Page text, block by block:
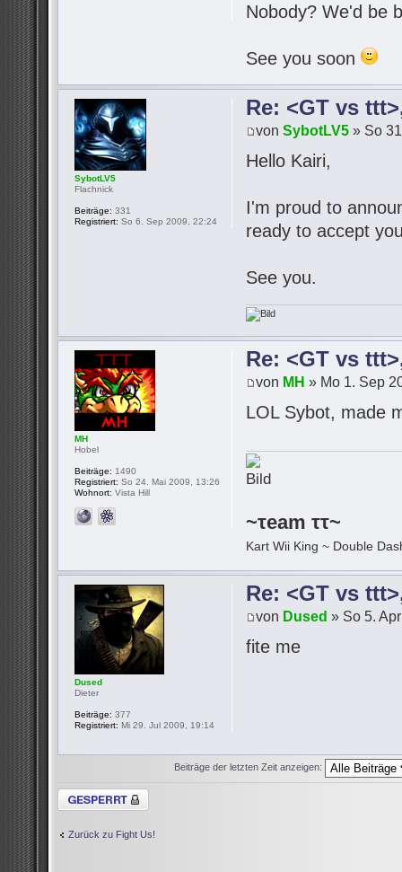
Nobody? We'd be
See you soon
Re: <GT vs
vonSybotLV5 » So
Hello Kairi,
I'm proud to
ready to accept
See you.
SybotLV5
Flachnick
Beiträge: 331
Registriert: So 6. Sep 2009, 22:24
Re: <GT vs
von MH » Mo 1. Sep
LOL Sybot, made
~τeam ττ~
Kart Wii King ~ Double
MH
Hobel
Beiträge: 1490
Registriert: So 24. Mai 2009, 13:26
Wohnort: Vista Hill
Re: <GT vs
von Dused » So 5.
fite me
Dused
Dieter
Beiträge: 377
Registriert: Mi 29. Jul 2009, 19:14
Beiträge der letzten Zeit anzeigen:
Thema gesperrt
Zurück zu Fight Us!